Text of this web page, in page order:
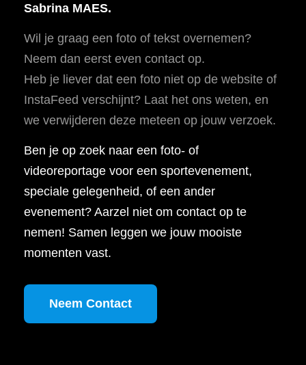
Sabrina MAES.
Wil je graag een foto of tekst overnemen?
Neem dan eerst even contact op.
Heb je liever dat een foto niet op de website of
InstaFeed verschijnt? Laat het ons weten, en
we verwijderen deze meteen op jouw verzoek.
Ben je op zoek naar een foto- of
videoreportage voor een sportevenement,
speciale gelegenheid, of een ander
evenement? Aarzel niet om contact op te
nemen! Samen leggen we jouw mooiste
momenten vast.
Neem Contact